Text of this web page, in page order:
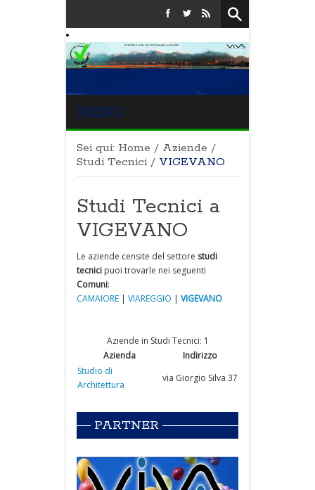
MENU
Sei qui: Home / Aziende /
Studi Tecnici / VIGEVANO
Studi Tecnici a
VIGEVANO
Le aziende censite del settore studi
tecnici puoi trovarle nei seguenti
Comuni:
CAMAIORE | VIAREGGIO | VIGEVANO
Aziende in Studi Tecnici: 1
Azienda
Indirizzo
Studio di
Architettura
via Giorgio Silva 37
PARTNER